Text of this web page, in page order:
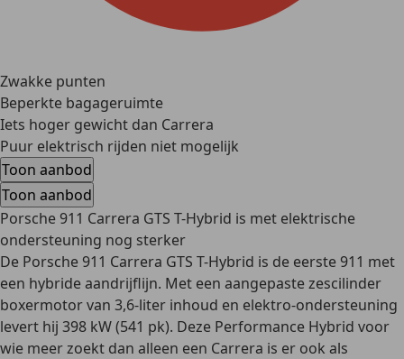
Zwakke punten
Beperkte bagageruimte
Iets hoger gewicht dan Carrera
Puur elektrisch rijden niet mogelijk
Toon aanbod
Toon aanbod
Porsche 911 Carrera GTS T-Hybrid is met elektrische
ondersteuning nog sterker
De Porsche 911 Carrera GTS T-Hybrid is de eerste 911 met
een hybride aandrijflijn. Met een aangepaste zescilinder
boxermotor van 3,6-liter inhoud en elektro-ondersteuning
levert hij 398 kW (541 pk). Deze Performance Hybrid voor
wie meer zoekt dan alleen een Carrera is er ook als